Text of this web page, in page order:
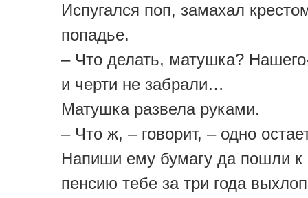
Испугался поп, замахал
попадье.
– Что делать, матушка?
и черти не забрали…
Матушка развела руками.
– Что ж, – говорит, – одно
Напиши ему бумагу да пошли к
пенсию тебе за три года